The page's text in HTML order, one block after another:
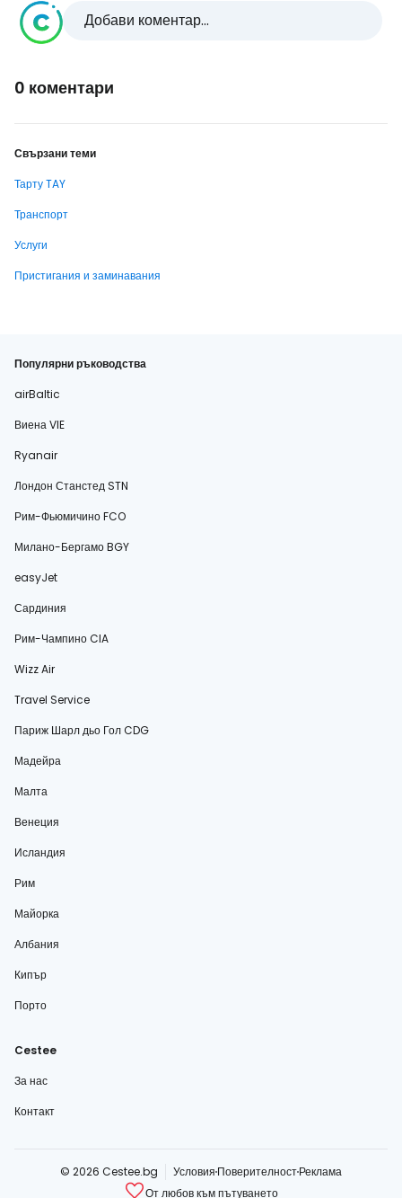
Добави коментар...
0 коментари
Свързани теми
Тарту TAY
Транспорт
Услуги
Пристигания и заминавания
Популярни ръководства
airBaltic
Виена VIE
Ryanair
Лондон Станстед STN
Рим-Фьюмичино FCO
Милано-Бергамо BGY
easyJet
Сардиния
Рим-Чампино CIA
Wizz Air
Travel Service
Париж Шарл дьо Гол CDG
Мадейра
Малта
Венеция
Исландия
Рим
Майорка
Албания
Кипър
Порто
Cestee
За нас
Контакт
© 2026 Cestee.bg Условия ПоверителностРеклама
От любов към пътуването